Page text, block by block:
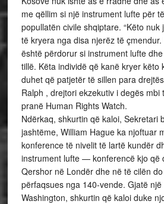
me qëllim si një instrument lufte për
popullatën civile shqiptare. “Këto
të kryera nga disa njerëz të
është përdorur si instrument lufte
tillë. Këta individë që kanë kryer këto
duhet që patjetër të sillen para
Ralph , drejtori ekzekutiv i degës mbi
pranë Human Rights Watch.
Ndërkaq, shkurtin që kaloi, Sekretari
jashtëme, William Hague ka njoftuar
konference të nivelit të lartë kundër
instrument lufte — konferencë kjo që
Qershor në Londër dhe në të cilën
përfaqsues nga 140-vende. Gjatë një
Washington, shkurtin që kaloi duke